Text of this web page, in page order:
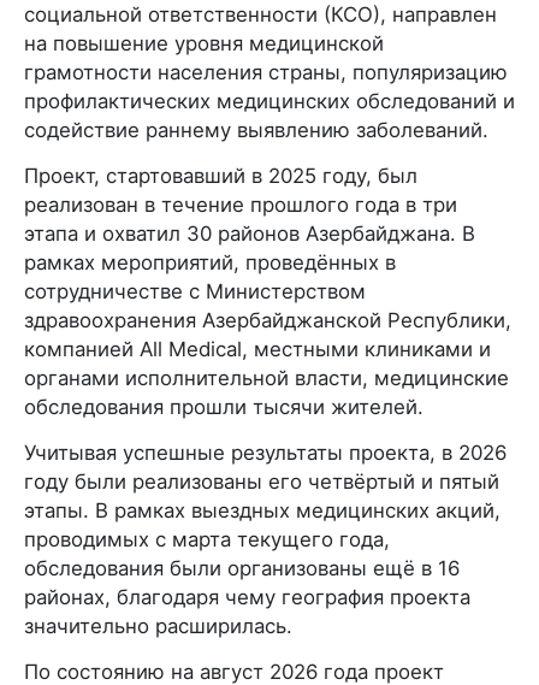
социальной ответственности (КСО), направлен
на повышение уровня медицинской
грамотности населения страны, популяризацию
профилактических медицинских обследований и
содействие раннему выявлению заболеваний.
Проект, стартовавший в 2025 году, был
реализован в течение прошлого года в три
этапа и охватил 30 районов Азербайджана. В
рамках мероприятий, проведённых в
сотрудничестве с Министерством
здравоохранения Азербайджанской Республики,
компанией All Medical, местными клиниками и
органами исполнительной власти, медицинские
обследования прошли тысячи жителей.
Учитывая успешные результаты проекта, в 2026
году были реализованы его четвёртый и пятый
этапы. В рамках выездных медицинских акций,
проводимых с марта текущего года,
обследования были организованы ещё в 16
районах, благодаря чему география проекта
значительно расширилась.
По состоянию на август 2026 года проект